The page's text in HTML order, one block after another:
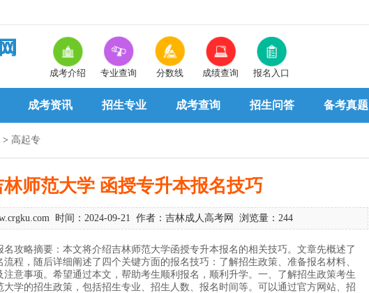
成考介绍 专业查询 分数线 成绩查询 报名入口
成考资讯 招生专业 成考查询 招生问答 备考真题
> 高起专
林师范大学 函授专升本报名技巧
时间：2024-09-21 作者：吉林成人高考网 浏览量：244
攻略摘要：本文将介绍吉林师范大学函授专升本报名的相关技巧。文章先概述了
程，随后详细阐述了四个关键方面的报名技巧：了解招生政策、准备报名材料、
意事项。希望通过本文，帮助考生顺利报名，顺利升学。一、了解招生政策考生
学的招生政策，包括招生专业、招生人数、报名时间等。可以通过官方网站、招